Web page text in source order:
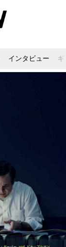
インタビュー